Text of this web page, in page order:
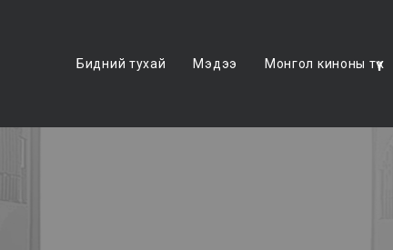
Бидний тухай Мэдээ Монгол киноны түүх